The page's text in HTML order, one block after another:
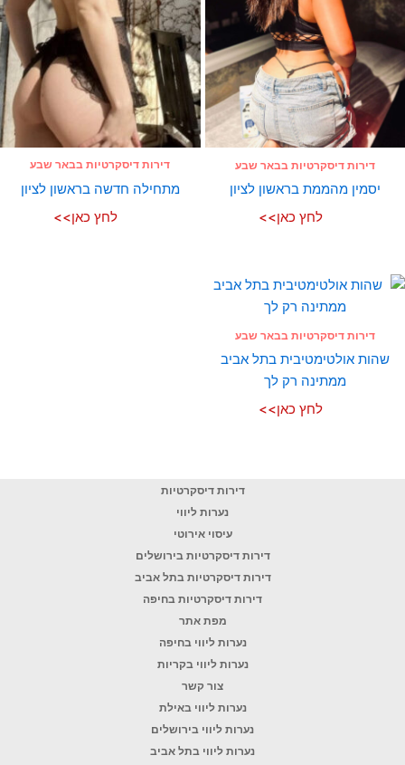
דירות דיסקרטיות בבאר שבע
יסמין מהממת בראשון לציון
לחץ כאן>>
דירות דיסקרטיות בבאר שבע
מתחילה חדשה בראשון לציון
לחץ כאן>>
דירות דיסקרטיות בבאר שבע
שהות אולטימטיבית בתל אביב
ממתינה רק לך
לחץ כאן>>
דירות דיסקרטיות
נערות ליווי
עיסוי אירוטי
דירות דיסקרטיות בירושלים
דירות דיסקרטיות בתל אביב
דירות דיסקרטיות בחיפה
מפת אתר
נערות ליווי בחיפה
נערות ליווי בקריות
צור קשר
נערות ליווי באילת
נערות ליווי בירושלים
נערות ליווי בתל אביב